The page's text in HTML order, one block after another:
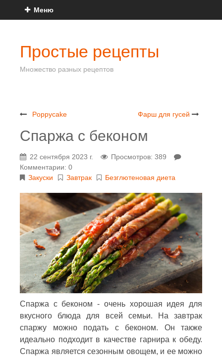
Меню
Простые рецепты
Множество разных рецептов
Poppycake Фарш для гусей
Спаржа с беконом
22 сентября 2023 г.
Просмотров: 389
Комментарии: 0
Закуски
Завтрак Безглютеновая диета
Спаржа с беконом - очень хорошая идея для
вкусного блюда для всей семьи. На завтрак
спаржу можно подать с беконом. Он также
идеально подходит в качестве гарнира к обеду.
Спаржа является сезонным овощем, и ее можно